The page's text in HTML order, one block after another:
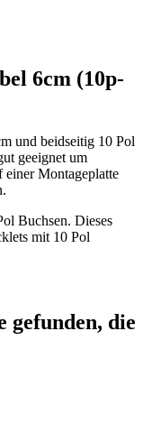
6cm (10p-
und beidseitig 10 Pol
geeignet um
Montageplatte
Buchsen. Dieses
mit 10 Pol
gefunden, die